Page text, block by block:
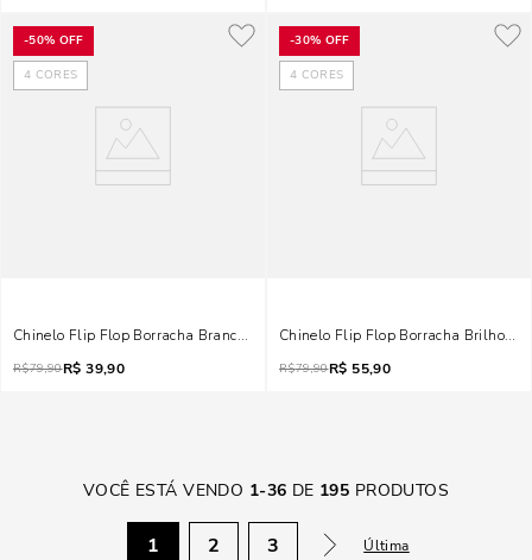
-50% OFF
4 CORES
Chinelo Flip Flop Borracha Branco Brilho
R$79,90R$ 39,90
-30% OFF
4 CORES
Chinelo Flip Flop Borracha Brilhos
R$79,90R$ 55,90
VOCÊ ESTÁ VENDO 1-36 DE 195 PRODUTOS
1 2 3 Última